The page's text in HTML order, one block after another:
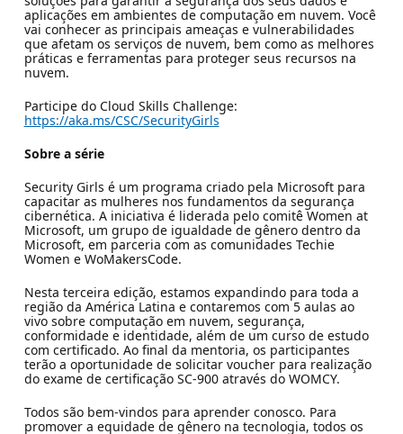
aplicações em ambientes de computação em nuvem. Você
vai conhecer as principais ameaças e vulnerabilidades
que afetam os serviços de nuvem, bem como as melhores
práticas e ferramentas para proteger seus recursos na
nuvem.
Participe do Cloud Skills Challenge:
https://aka.ms/CSC/SecurityGirls
Sobre a série
Security Girls é um programa criado pela Microsoft para
capacitar as mulheres nos fundamentos da segurança
cibernética. A iniciativa é liderada pelo comitê Women at
Microsoft, um grupo de igualdade de gênero dentro da
Microsoft, em parceria com as comunidades Techie
Women e WoMakersCode.
Nesta terceira edição, estamos expandindo para toda a
região da América Latina e contaremos com 5 aulas ao
vivo sobre computação em nuvem, segurança,
conformidade e identidade, além de um curso de estudo
com certificado. Ao final da mentoria, os participantes
terão a oportunidade de solicitar voucher para realização
do exame de certificação SC-900 através do WOMCY.
Todos são bem-vindos para aprender conosco. Para
promover a equidade de gênero na tecnologia, todos os